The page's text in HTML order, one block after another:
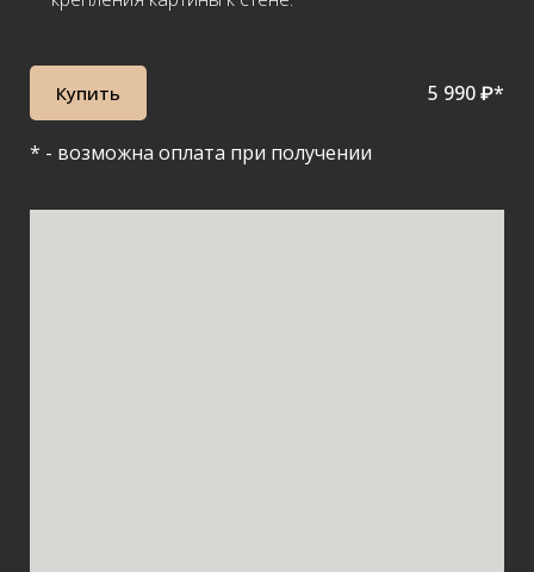
Купить 5 990 ₽*
* - возможна оплата при получении